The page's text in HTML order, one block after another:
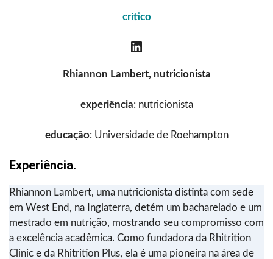
crítico
Rhiannon Lambert, nutricionista
experiência: nutricionista
educação: Universidade de Roehampton
Experiência.
Rhiannon Lambert, uma nutricionista distinta com sede
em West End, na Inglaterra, detém um bacharelado e um
mestrado em nutrição, mostrando seu compromisso com
a excelência acadêmica. Como fundadora da Rhitrition
Clinic e da Rhitrition Plus, ela é uma pioneira na área de